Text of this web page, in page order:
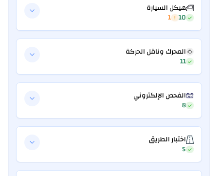
هيكل السيارة
10
1
المحرك وناقل الحركة
11
الفحص الإلكتروني
8
اختبار الطريق
5